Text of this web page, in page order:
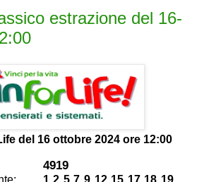
estrazione del 16-
del 16 ottobre 2024 ore 12:00
4919